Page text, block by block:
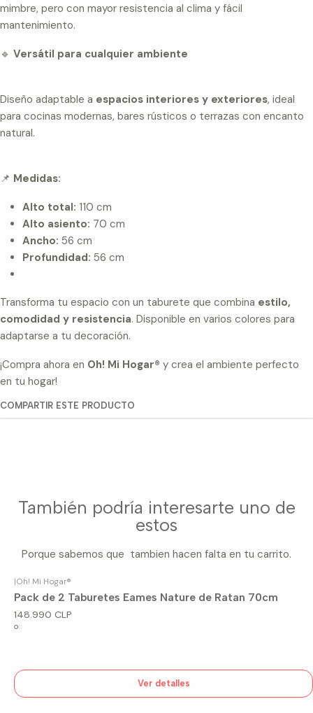
mimbre, pero con mayor resistencia al clima y fácil
mantenimiento.
🔹 Versátil para cualquier ambiente
Diseño adaptable a espacios interiores y exteriores, ideal
para cocinas modernas, bares rústicos o terrazas con encanto
natural.
📌 Medidas:
Alto total: 110 cm
Alto asiento: 70 cm
Ancho: 56 cm
Profundidad: 56 cm
Transforma tu espacio con un taburete que combina estilo,
comodidad y resistencia. Disponible en varios colores para
adaptarse a tu decoración.
¡Compra ahora en Oh! Mi Hogar® y crea el ambiente perfecto
en tu hogar!
COMPARTIR ESTE PRODUCTO
También podría interesarte uno de
estos
Porque sabemos que tambien hacen falta en tu carrito.
Agotado
|Oh! Mi Hogar®
Pack de 2 Taburetes Eames Nature de Ratan 70cm
148.990 CLP
Ver detalles